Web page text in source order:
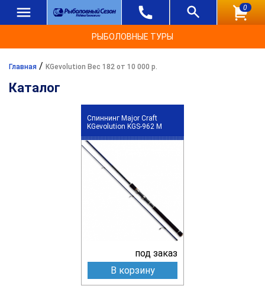
0
РЫБОЛОВНЫЕ ТУРЫ
Главная / KGevolution Вес 182 от 10 000 р.
Каталог
Спиннинг Major Craft
KGevolution KGS-962 M
под заказ
В корзину